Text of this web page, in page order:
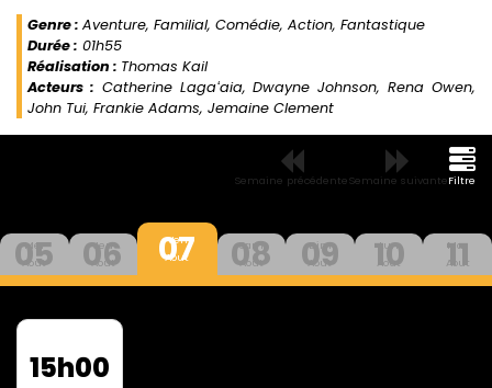
Genre : Aventure, Familial, Comédie, Action, Fantastique
Durée : 01h55
Réalisation : Thomas Kail
Acteurs : Catherine Lagaʻaia, Dwayne Johnson, Rena Owen,
John Tui, Frankie Adams, Jemaine Clement
Semaine précédenteSemaine suivanteFiltre
Mer
05
Aout
Jeu
06
Aout
Ven
07
Aout
Sam
08
Aout
Dim
09
Aout
Lun
10
Aout
Mar
11
Aout
15h00